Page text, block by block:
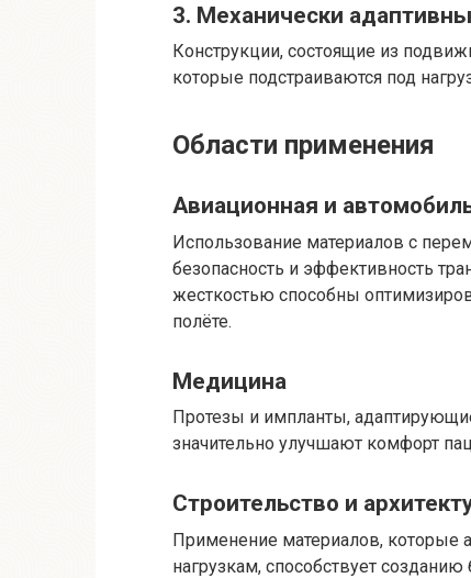
3. Механически
Конструкции, состоящие из
которые подстраиваются под
Области применения
Авиационная и
Использование материалов с
безопасность и эффективность
жесткостью способны
полёте.
Медицина
Протезы и импланты,
значительно улучшают комфорт
Строительство и
Применение материалов, которые
нагрузкам, способствует